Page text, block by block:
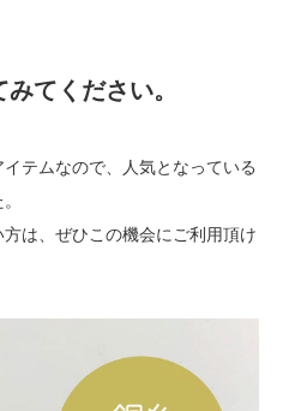
てください。
テムなので、人気となっている
は、ぜひこの機会にご利用頂け